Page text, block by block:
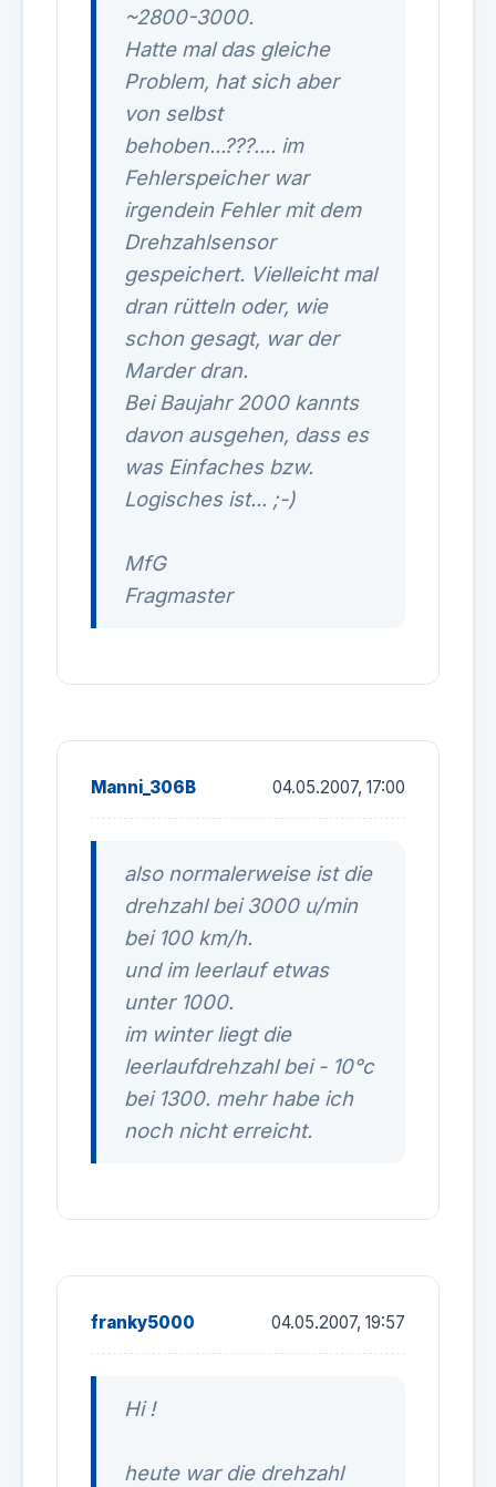
~2800-3000.
Hatte mal das gleiche
Problem, hat sich aber
von selbst
behoben...???.... im
Fehlerspeicher war
irgendein Fehler mit dem
Drehzahlsensor
gespeichert. Vielleicht mal
dran rütteln oder, wie
schon gesagt, war der
Marder dran.
Bei Baujahr 2000 kannts
davon ausgehen, dass es
was Einfaches bzw.
Logisches ist... ;-)
MfG
Fragmaster
Manni_306B 04.05.2007, 17:00
also normalerweise ist die
drehzahl bei 3000 u/min
bei 100 km/h.
und im leerlauf etwas
unter 1000.
im winter liegt die
leerlaufdrehzahl bei - 10°c
bei 1300. mehr habe ich
noch nicht erreicht.
franky5000 04.05.2007, 19:57
Hi !
heute war die drehzahl